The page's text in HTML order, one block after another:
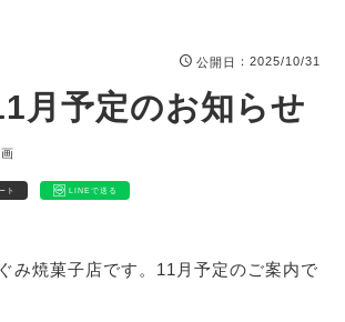
公開日 ：2025/10/31
月予定のお知らせ
ト LINEで送る
み焼菓子店です。11月予定のご案内で